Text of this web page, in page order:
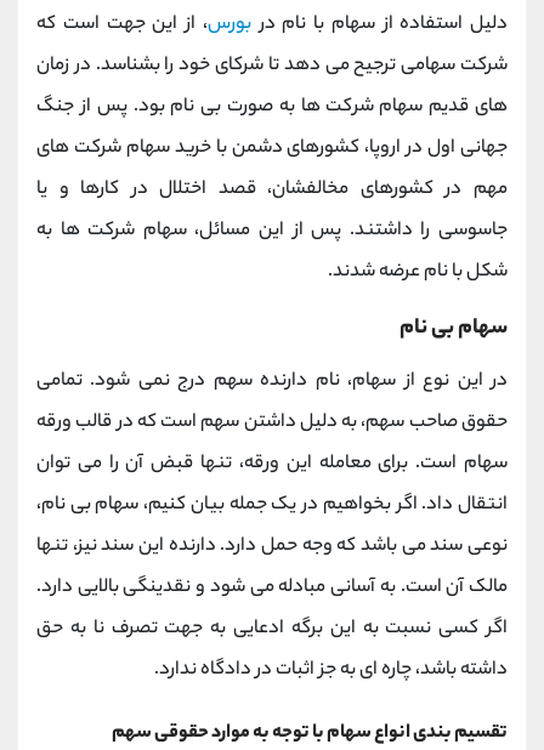
دلیل استفاده از سهام با نام دربورس، از این جهت است که
شرکت سهامی ترجیح می دهد تا شرکای خود را بشناسد. در زمان
های قدیم سهام شرکت ها به صورت بی نام بود. پس از جنگ
جهانی اول در اروپا، کشورهای دشمن با خرید سهام شرکت های
مهم در کشورهای مخالفشان، قصد اختلال در کارها و یا
جاسوسی را داشتند. پس از این مسائل، سهام شرکت ها به
شکل با نام عرضه شدند.
سهام بی نام
در این نوع از سهام، نام دارنده سهم درج نمی شود. تمامی
حقوق صاحب سهم، به دلیل داشتن سهم است که در قالب ورقه
سهام است. برای معامله این ورقه، تنها قبض آن را می توان
انتقال داد. اگر بخواهیم در یک جمله بیان کنیم، سهام بی نام،
نوعی سند می باشد که وجه حمل دارد. دارنده این سند نیز، تنها
مالک آن است. به آسانی مبادله می شود و نقدینگی بالایی دارد.
اگر کسی نسبت به این برگه ادعایی به جهت تصرف نا به حق
داشته باشد، چاره ای به جز اثبات در دادگاه ندارد.
تقسیم بندی انواع سهام با توجه به موارد حقوقی سهم